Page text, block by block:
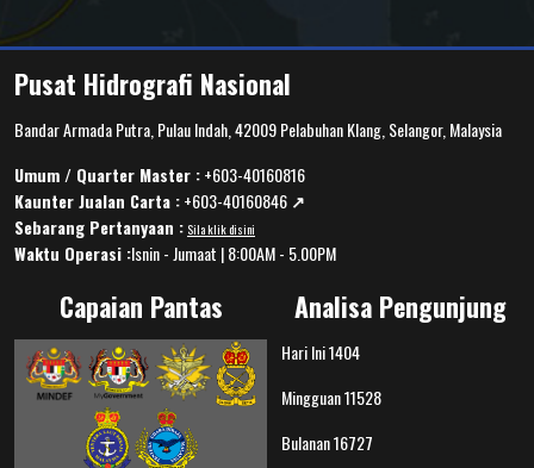
Pusat Hidrografi Nasional
Bandar Armada Putra, Pulau Indah, 42009 Pelabuhan Klang, Selangor, Malaysia
Umum / Quarter Master :+603-40160816
Kaunter Jualan Carta :+603-40160846 ↗️
Sebarang Pertanyaan : Sila klik disini
Waktu Operasi :Isnin - Jumaat | 8:00AM - 5.00PM
Capaian Pantas Analisa Pengunjung
Hari Ini1404
Mingguan11528
Bulanan16727